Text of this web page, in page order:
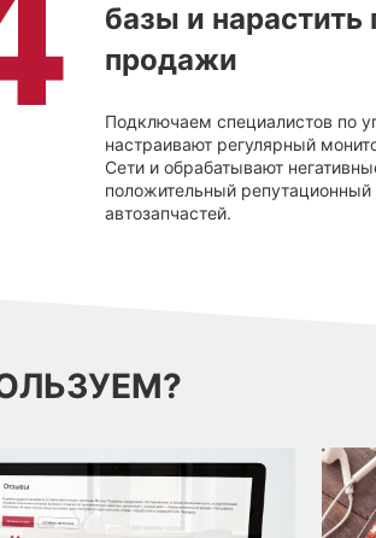
базы и
продажи
Подключаем специалистов по
настраивают регулярный
Сети и обрабатывают
положительный репутационный
автозапчастей.